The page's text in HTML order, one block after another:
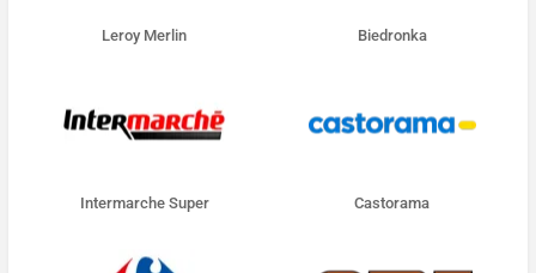
Leroy Merlin Biedronka
Intermarche Super Castorama